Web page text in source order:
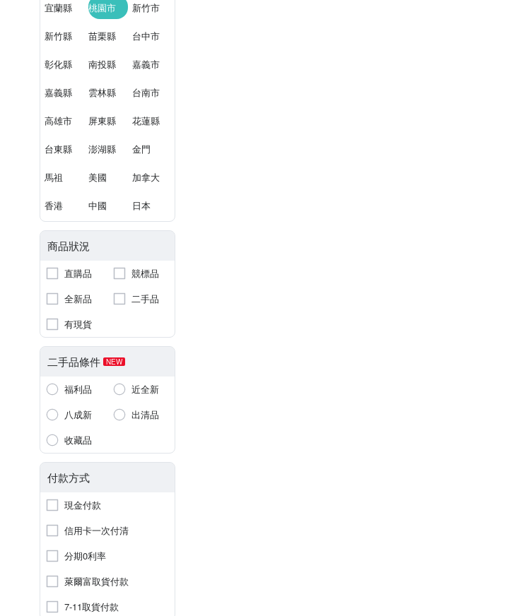
宜蘭縣 桃園市 新竹市
新竹縣 苗栗縣 台中市
彰化縣 南投縣 嘉義市
嘉義縣 雲林縣 台南市
高雄市 屏東縣 花蓮縣
台東縣 澎湖縣 金門
馬祖 美國 加拿大
香港 中國 日本
商品狀況
直購品
競標品
全新品
二手品
有現貨
二手品條件 NEW
福利品
近全新
八成新
出清品
收藏品
付款方式
現金付款
信用卡一次付清
分期0利率
萊爾富取貨付款
7-11取貨付款